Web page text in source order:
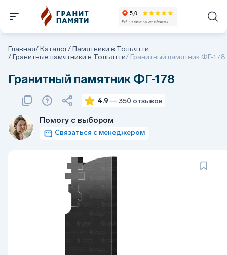
Главная/Каталог/Памятники в Тольятти
/Гранитные памятники в Тольятти/ Гранитный памятник ФГ-178
Гранитный памятник ФГ-178
4.9 — 350 отзывов
Помогу с выбором
Связаться с менеджером